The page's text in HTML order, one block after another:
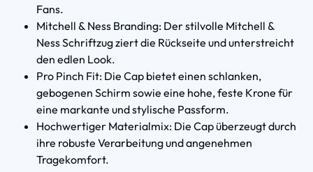
Fans.
Mitchell & Ness Branding: Der stilvolle Mitchell &
Ness Schriftzug ziert die Rückseite und unterstreicht
den edlen Look.
Pro Pinch Fit: Die Cap bietet einen schlanken,
gebogenen Schirm sowie eine hohe, feste Krone für
eine markante und stylische Passform.
Hochwertiger Materialmix: Die Cap überzeugt durch
ihre robuste Verarbeitung und angenehmen
Tragekomfort.